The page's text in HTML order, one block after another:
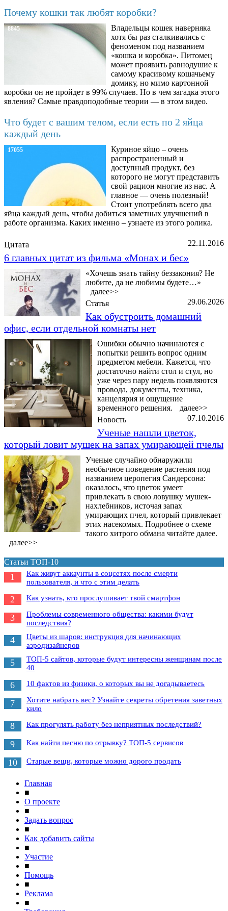
Почему кошки так любят коробки?
8845
Владельцы кошек наверняка
хотя бы раз сталкивались с
феноменом под названием
«кошка и коробка». Питомец
может проявить равнодушие к
самому красивому кошачьему
домику, но мимо картонной
коробки он не пройдет в 99% случаев. Но в чем загадка этого
явления? Самые правдоподобные теории — в этом видео.
Что будет с вашим телом, если есть по 2 яйца
каждый день
17055
Куриное яйцо – очень
распространенный и
доступный продукт, без
которого не могут представить
свой рацион многие из нас. А
главное — очень полезный!
Стоит употреблять всего два
яйца каждый день, чтобы добиться заметных улучшений в
работе организма. Каких именно – узнаете из этого ролика.
22.11.2016
Цитата
6 главных цитат из фильма «Монах и бес»
«Хочешь знать тайну беззакония? Не
любите, да не любимы будете…»
далее>>
29.06.2026
Статья
Как обустроить домашний
офис, если отдельной комнаты нет
Ошибки обычно начинаются с
попытки решить вопрос одним
предметом мебели. Кажется, что
достаточно найти стол и стул, но
уже через пару недель появляются
провода, документы, техника,
канцелярия и ощущение
временного решения.
далее>>
07.10.2016
Новость
Ученые нашли цветок,
который ловит мушек на запах умирающей пчелы
Ученые случайно обнаружили
необычное поведение растения под
названием церопегия Сандерсона:
оказалось, что цветок умеет
привлекать в свою ловушку мушек-
нахлебников, источая запах
умирающих пчел, который привлекает
этих насекомых. Подробнее о схеме
такого хитрого обмана читайте далее.
далее>>
Статьи ТОП-10
1
Как живут аккаунты в соцсетях после смерти
пользователя, и что с этим делать
2 Как узнать, кто прослушивает твой смартфон
3
Проблемы современного общества: какими будут
последствия?
4
Цветы из шаров: инструкция для начинающих
аэродизайнеров
5
ТОП-5 сайтов, которые будут интересны женщинам после
40
6 10 фактов из физики, о которых вы не догадываетесь
7
Хотите набрать вес? Узнайте секреты обретения заветных
кило
8 Как прогулять работу без неприятных последствий?
9 Как найти песню по отрывку? ТОП-5 сервисов
10 Старые вещи, которые можно дорого продать
Главная
■
О проекте
■
Задать вопрос
■
Как добавить сайты
■
Участие
■
Помощь
■
Реклама
■